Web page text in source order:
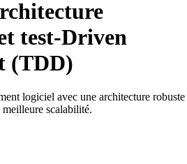
test-Driven
(TDD)
logiciel avec une architecture robuste
meilleure scalabilité.